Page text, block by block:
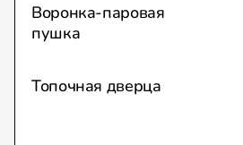
Воронка-паровая
пушка
Топочная дверца